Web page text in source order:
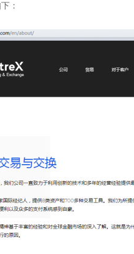
：